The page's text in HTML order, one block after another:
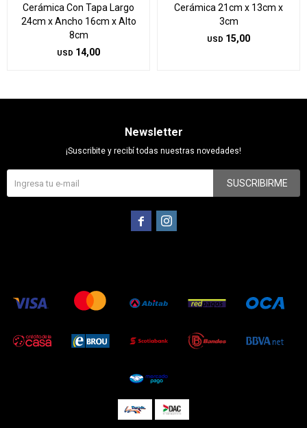
Cerámica Con Tapa Largo
24cm x Ancho 16cm x Alto
8cm
USD 14,00
Cerámica 21cm x 13cm x
3cm
USD 15,00
Newsletter
¡Suscribite y recibí todas nuestras novedades!
SUSCRIBIRME
 